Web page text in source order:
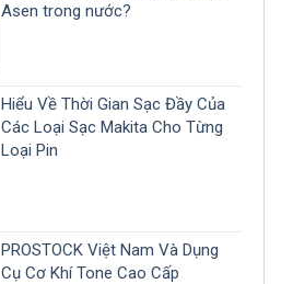
Asen trong nước?
Hiểu Về Thời Gian Sạc Đầy Của
Các Loại Sạc Makita Cho Từng
Loại Pin
PROSTOCK Việt Nam Và Dụng
Cụ Cơ Khí Tone Cao Cấp